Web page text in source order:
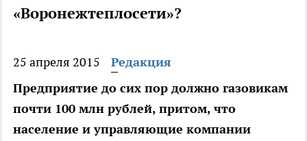
«Воронежтеплосети»?
25 апреля 2015
Редакция
Предприятие до сих пор должно газовикам
почти 100 млн рублей, притом, что
население и управляющие компании